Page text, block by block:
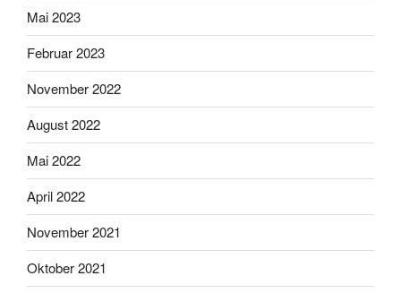
Mai 2023
Februar 2023
November 2022
August 2022
Mai 2022
April 2022
November 2021
Oktober 2021